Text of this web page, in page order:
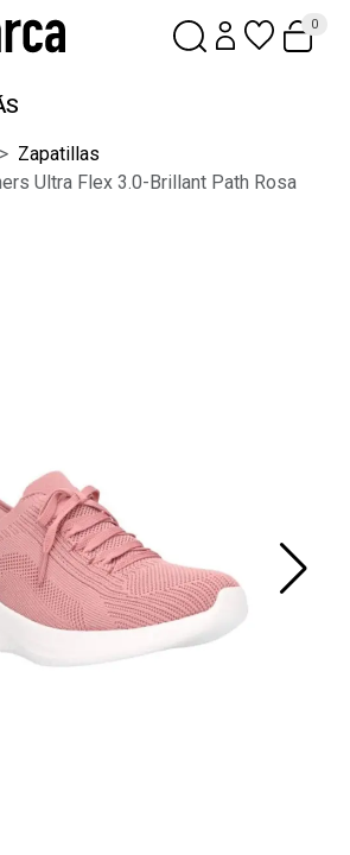
0
Zapatillas
Ultra Flex 3.0-Brillant Path Rosa